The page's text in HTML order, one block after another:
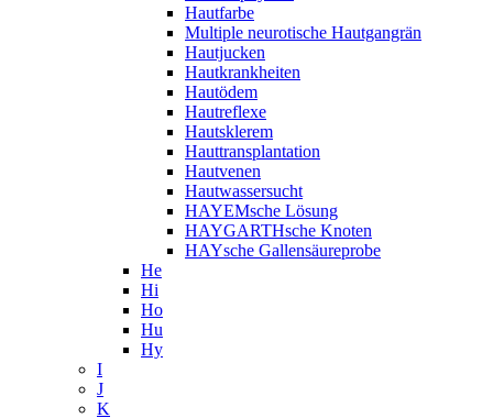
Hautfarbe
Multiple neurotische Hautgangrän
Hautjucken
Hautkrankheiten
Hautödem
Hautreflexe
Hautsklerem
Hauttransplantation
Hautvenen
Hautwassersucht
HAYEMsche Lösung
HAYGARTHsche Knoten
HAYsche Gallensäureprobe
He
Hi
Ho
Hu
Hy
I
J
K